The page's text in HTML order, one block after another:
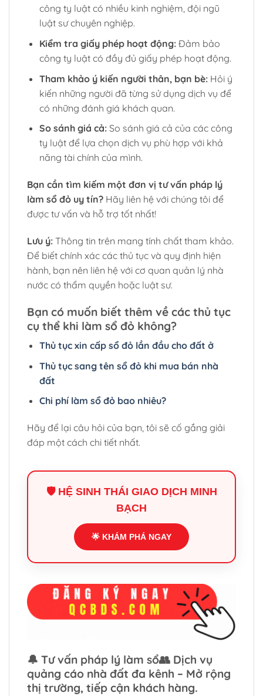
công ty luật có nhiều kinh nghiệm, đội ngũ
luật sư chuyên nghiệp.
Kiểm tra giấy phép hoạt động:Đảm bảo
công ty luật có đầy đủ giấy phép hoạt động.
Tham khảo ý kiến người thân, bạn bè:Hỏi ý
kiến những người đã từng sử dụng dịch vụ để
có những đánh giá khách quan.
So sánh giá cả:So sánh giá cả của các công
ty luật để lựa chọn dịch vụ phù hợp với khả
năng tài chính của mình.
Bạn cần tìm kiếm một đơn vị tư vấn pháp lý
làm sổ đỏ uy tín? Hãy liên hệ với chúng tôi để
được tư vấn và hỗ trợ tốt nhất!
Lưu ý: Thông tin trên mang tính chất tham khảo.
Để biết chính xác các thủ tục và quy định hiện
hành, bạn nên liên hệ với cơ quan quản lý nhà
nước có thẩm quyền hoặc luật sư.
Bạn có muốn biết thêm về các thủ tục
cụ thể khi làm sổ đỏ không?
Thủ tục xin cấp sổ đỏ lần đầu cho đất ở
Thủ tục sang tên sổ đỏ khi mua bán nhà
đất
Chi phí làm sổ đỏ bao nhiêu?
Hãy để lại câu hỏi của bạn, tôi sẽ cố gắng giải
đáp một cách chi tiết nhất.
🛡️ HỆ SINH THÁI GIAO DỊCH MINH
BẠCH
🌟 KHÁM PHÁ NGAY
🔔 Tư vấn pháp lý làm sổ👥 Dịch vụ
quảng cáo nhà đất đa kênh – Mở rộng
thị trường, tiếp cận khách hàng.